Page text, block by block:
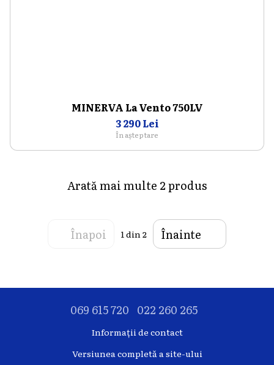
MINERVA La Vento 750LV
3 290 Lei
În așteptare
Arată mai multe 2 produs
Înapoi 1din 2 Înainte
069 615 720 022 260 265
Informații de contact
Versiunea completă a site-ului